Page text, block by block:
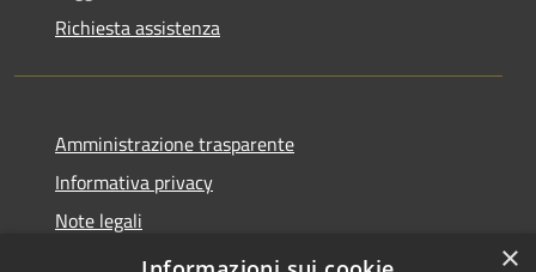
Richiesta assistenza
Amministrazione trasparente
Informativa privacy
Note legali
Dichiarazione di accessibilità
×